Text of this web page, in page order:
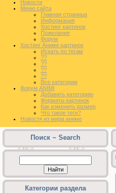
Новости
Меню сайта
Главная страница
Информация
Хостинг картинок
Пожелания
Форум
Хостинг Аниме картинок
Искать по тегам
??
??
??
??
Все категории
Форум ANIMI
Добавить категорию
Форматы картинок
Как изменить размер
Что такое теги?
Новостя из мира аниме
Поиск ~ Search
Категории раздела